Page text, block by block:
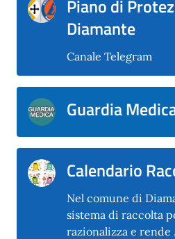
Piano di
Diamante
Canale Telegram
Guardia
Calendario
Nel comune di
sistema di raccolta
razionalizza e rende